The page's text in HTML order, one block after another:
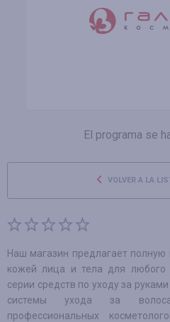
El programa se
VOLVER A LA
Наш магазин предлагает полную
кожей лица и тела для любого
серии средств по уходу за
системы ухода за
профессиональных